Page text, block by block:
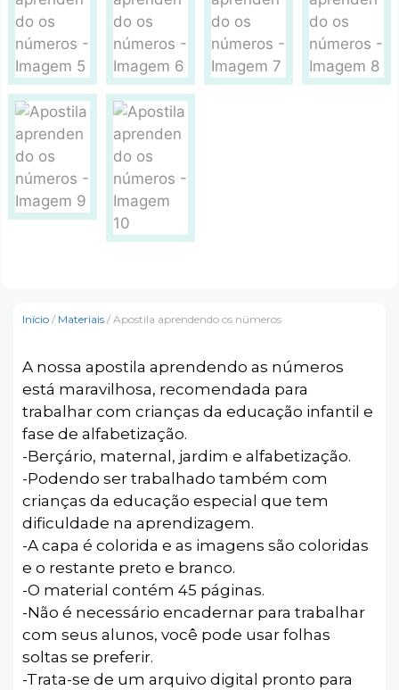
Início / Materiais / Apostila aprendendo os números
A nossa apostila aprendendo as números
está maravilhosa, recomendada para
trabalhar com crianças da educação infantil e
fase de alfabetização.
-Berçário, maternal, jardim e alfabetização.
-Podendo ser trabalhado também com
crianças da educação especial que tem
dificuldade na aprendizagem.
-A capa é colorida e as imagens são coloridas
e o restante preto e branco.
-O material contém 45 páginas.
-Não é necessário encadernar para trabalhar
com seus alunos, você pode usar folhas
soltas se preferir.
-Trata-se de um arquivo digital pronto para